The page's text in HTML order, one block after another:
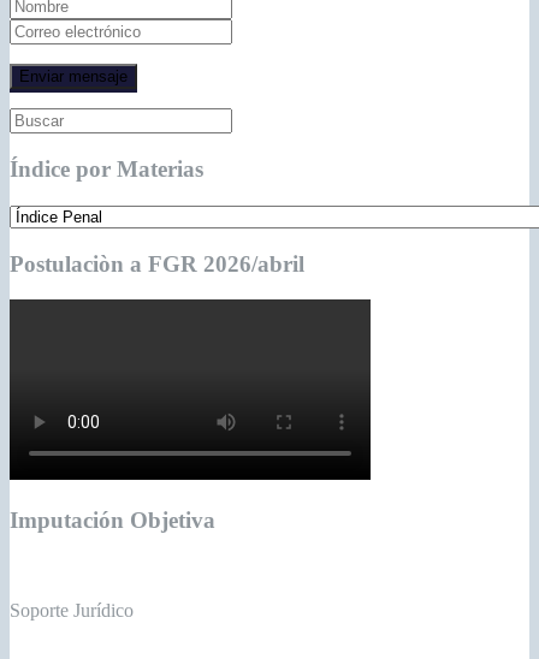
Índice por Materias
Postulaciòn a FGR 2026/abril
Imputación Objetiva
Soporte Jurídico